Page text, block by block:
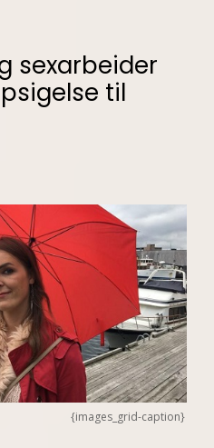
sexarbeider
til
{images_grid-caption}